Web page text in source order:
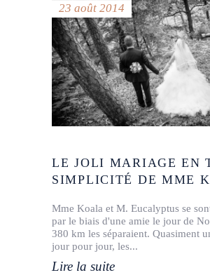
23 août 2014
LE JOLI MARIAGE EN
SIMPLICITÉ DE MME
Mme Koala et M. Eucalyptus se
par le biais d'une amie le jour de
380 km les séparaient. Quasiment
jour pour jour, les
Lire la suite